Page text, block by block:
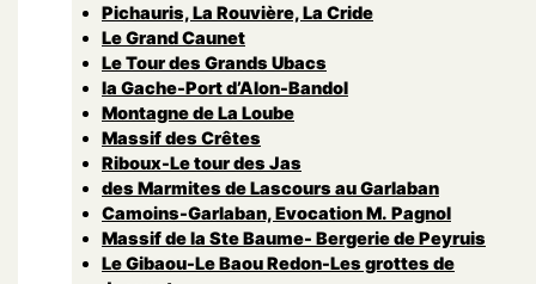
Pichauris, La Rouvière, La Cride
Le Grand Caunet
Le Tour des Grands Ubacs
la Gache-Port d’Alon-Bandol
Montagne de La Loube
Massif des Crêtes
Riboux-Le tour des Jas
des Marmites de Lascours au Garlaban
Camoins-Garlaban, Evocation M. Pagnol
Massif de la Ste Baume- Bergerie de Peyruis
Le Gibaou-Le Baou Redon-Les grottes de